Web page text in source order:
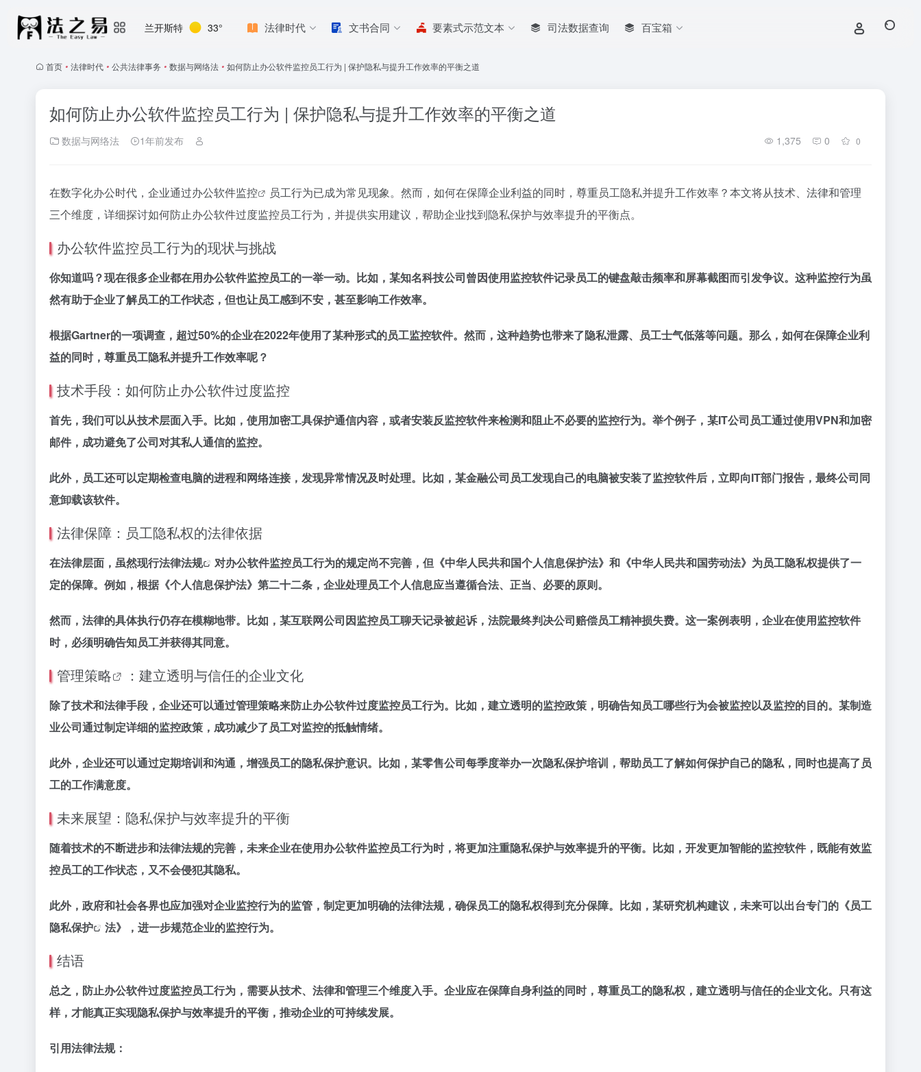
兰开斯特 33° 法律时代 文书合同 要素式示范文本 司法数据查询 百宝箱
首页 • 法律时代 • 公共法律事务 • 数据与网络法 • 如何防止办公软件监控员工行为 | 保护隐私与提升工作效率的平衡之道
如何防止办公软件监控员工行为 | 保护隐私与提升工作效率的平衡之道
数据与网络法 1年前发布 1,375 0 0
在数字化办公时代，企业通过办公软件监控
员工行为已成为常见现象。然而，如何在保障企业利益的同时，尊重员工隐私并提升工作效率？本文将从技术、法律和管理
三个维度，详细探讨如何防止办公软件过度监控员工行为，并提供实用建议，帮助企业找到隐私保护与效率提升的平衡点。
办公软件监控员工行为的现状与挑战
你知道吗？现在很多企业都在用办公软件监控员工的一举一动。比如，某知名科技公司曾因使用监控软件记录员工的键盘敲击频率和屏幕截图而引发争议。这种监控行为虽
然有助于企业了解员工的工作状态，但也让员工感到不安，甚至影响工作效率。
根据Gartner的一项调查，超过50%的企业在2022年使用了某种形式的员工监控软件。然而，这种趋势也带来了隐私泄露、员工士气低落等问题。那么，如何在保障企业利
益的同时，尊重员工隐私并提升工作效率呢？
技术手段：如何防止办公软件过度监控
首先，我们可以从技术层面入手。比如，使用加密工具保护通信内容，或者安装反监控软件来检测和阻止不必要的监控行为。举个例子，某IT公司员工通过使用VPN和加密
邮件，成功避免了公司对其私人通信的监控。
此外，员工还可以定期检查电脑的进程和网络连接，发现异常情况及时处理。比如，某金融公司员工发现自己的电脑被安装了监控软件后，立即向IT部门报告，最终公司同
意卸载该软件。
法律保障：员工隐私权的法律依据
在法律层面，虽然现行法律法规
对办公软件监控员工行为的规定尚不完善，但《中华人民共和国个人信息保护法》和《中华人民共和国劳动法》为员工隐私权提供了一
定的保障。例如，根据《个人信息保护法》第二十二条，企业处理员工个人信息应当遵循合法、正当、必要的原则。
然而，法律的具体执行仍存在模糊地带。比如，某互联网公司因监控员工聊天记录被起诉，法院最终判决公司赔偿员工精神损失费。这一案例表明，企业在使用监控软件
时，必须明确告知员工并获得其同意。
管理策略 ：建立透明与信任的企业文化
除了技术和法律手段，企业还可以通过管理策略来防止办公软件过度监控员工行为。比如，建立透明的监控政策，明确告知员工哪些行为会被监控以及监控的目的。某制造
业公司通过制定详细的监控政策，成功减少了员工对监控的抵触情绪。
此外，企业还可以通过定期培训和沟通，增强员工的隐私保护意识。比如，某零售公司每季度举办一次隐私保护培训，帮助员工了解如何保护自己的隐私，同时也提高了员
工的工作满意度。
未来展望：隐私保护与效率提升的平衡
随着技术的不断进步和法律法规的完善，未来企业在使用办公软件监控员工行为时，将更加注重隐私保护与效率提升的平衡。比如，开发更加智能的监控软件，既能有效监
控员工的工作状态，又不会侵犯其隐私。
此外，政府和社会各界也应加强对企业监控行为的监管，制定更加明确的法律法规，确保员工的隐私权得到充分保障。比如，某研究机构建议，未来可以出台专门的《员工
隐私保护
法》，进一步规范企业的监控行为。
结语
总之，防止办公软件过度监控员工行为，需要从技术、法律和管理三个维度入手。企业应在保障自身利益的同时，尊重员工的隐私权，建立透明与信任的企业文化。只有这
样，才能真正实现隐私保护与效率提升的平衡，推动企业的可持续发展。
引用法律法规：